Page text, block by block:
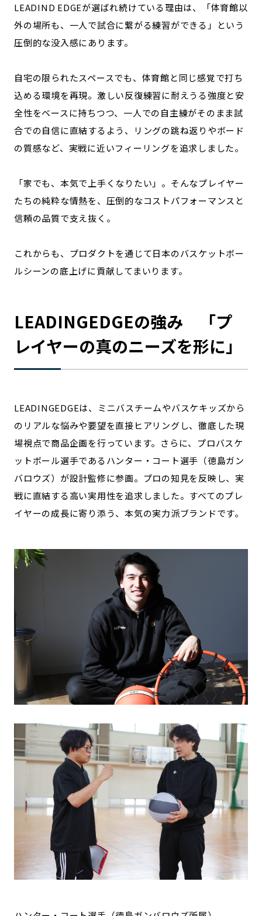
LEADIND EDGEが選ばれ続けている理由は、「体育館以
外の場所も、一人で試合に繋がる練習ができる」という
圧倒的な没入感にあります。
自宅の限られたスペースでも、体育館と同じ感覚で打ち
込める環境を再現。激しい反復練習に耐えうる強度と安
全性をベースに持ちつつ、一人での自主練がそのまま試
合での自信に直結するよう、リングの跳ね返りやボード
の質感など、実戦に近いフィーリングを追求しました。
「家でも、本気で上手くなりたい」。そんなプレイヤー
たちの純粋な情熱を、圧倒的なコストパフォーマンスと
信頼の品質で支え抜く。
これからも、プロダクトを通じて日本のバスケットボー
ルシーンの底上げに貢献してまいります。
LEADINGEDGEの強み 「プ
レイヤーの真のニーズを形に」
LEADINGEDGEは、ミニバスチームやバスケキッズから
のリアルな悩みや要望を直接ヒアリングし、徹底した現
場視点で商品企画を行っています。さらに、プロバスケ
ットボール選手であるハンター・コート選手（徳島ガン
バロウズ）が設計監修に参画。プロの知見を反映し、実
戦に直結する高い実用性を追求しました。すべてのプレ
イヤーの成長に寄り添う、本気の実力派ブランドです。